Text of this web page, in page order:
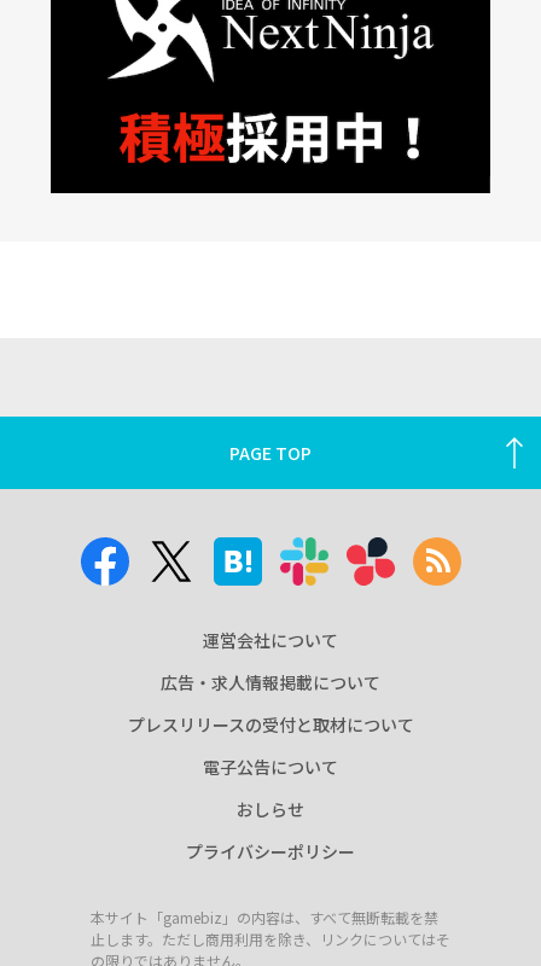
PAGE TOP
運営会社について
広告・求人情報掲載について
プレスリリースの受付と取材について
電子公告について
おしらせ
プライバシーポリシー
本サイト「gamebiz」の内容は、すべて無断転載を禁
止します。ただし商用利用を除き、リンクについてはそ
の限りではありません。